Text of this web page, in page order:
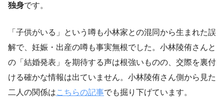
独身です。
「子供がいる」という噂も小林家との混同から生まれた誤
解で、妊娠・出産の噂も事実無根でした。小林陵侑さんと
の「結婚発表」を期待する声は根強いものの、交際を裏付
ける確かな情報は出ていません。小林陵侑さん側から見た
二人の関係はこちらの記事でも掘り下げています。